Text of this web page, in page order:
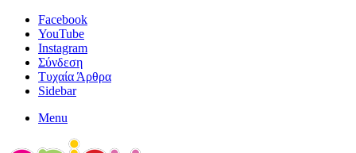
Facebook
YouTube
Instagram
Σύνδεση
Τυχαία Άρθρα
Sidebar
Menu